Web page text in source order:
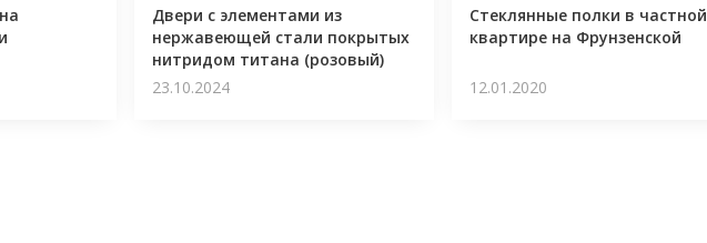
Двери с элементами из
нержавеющей стали покрытых
нитридом титана (розовый)
23.10.2024
Стеклянные полки в частной
квартире на Фрунзенской
12.01.2020